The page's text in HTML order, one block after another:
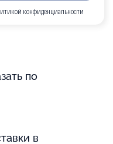
конфиденциальности
по
в